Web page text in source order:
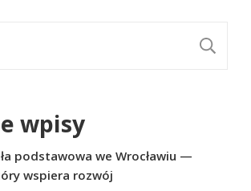
wpisy
podstawowa we Wrocławiu —
wspiera rozwój